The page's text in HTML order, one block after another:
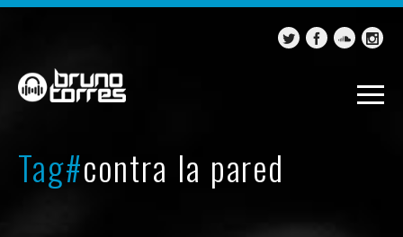
Tag#contra la pared